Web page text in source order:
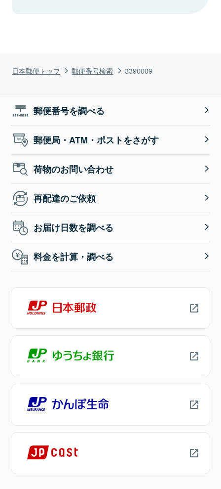
日本郵便トップ 郵便番号検索 3390009
郵便番号を調べる
郵便局・ATM・ポストをさがす
荷物のお問い合わせ
再配達のご依頼
お届け日数を調べる
料金を計算・調べる